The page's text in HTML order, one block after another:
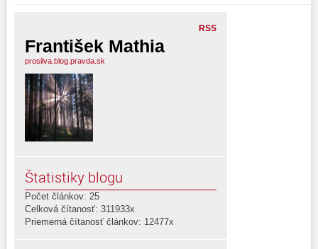
RSS
František Mathia
prosilva.blog.pravda.sk
Štatistiky blogu
Počet článkov: 25
Celková čítanosť: 311933x
Priemerná čítanosť článkov: 12477x